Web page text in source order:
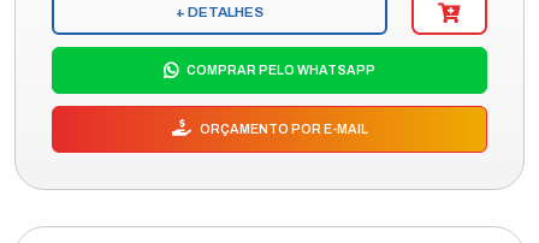
+ DETALHES
COMPRAR PELO WHATSAPP
ORÇAMENTO POR E-MAIL